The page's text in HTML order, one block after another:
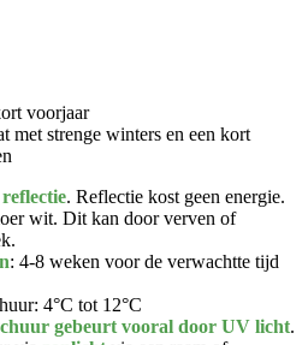
voorjaar
met strenge winters en een kort
reflectie. Reflectie kost geen energie.
wit. Dit kan door verven of
: 4-8 weken voor de verwachtte tijd
4°C tot 12°C
gebeurt vooral door UV licht.